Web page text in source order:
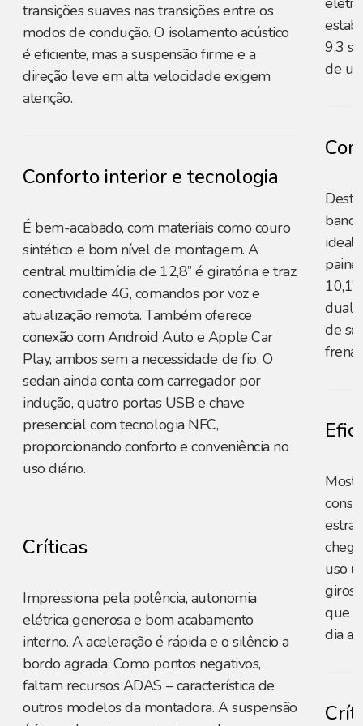
transições suaves nas transições entre os
modos de condução. O isolamento acústico
é eficiente, mas a suspensão firme e a
direção leve em alta velocidade exigem
atenção.
Conforto interior e tecnologia
É bem-acabado, com materiais como couro
sintético e bom nível de montagem. A
central multimídia de 12,8” é giratória e traz
conectividade 4G, comandos por voz e
atualização remota. Também oferece
conexão com Android Auto e Apple Car
Play, ambos sem a necessidade de fio. O
sedan ainda conta com carregador por
indução, quatro portas USB e chave
presencial com tecnologia NFC,
proporcionando conforto e conveniência no
uso diário.
Críticas
Impressiona pela potência, autonomia
elétrica generosa e bom acabamento
interno. A aceleração é rápida e o silêncio a
bordo agrada. Como pontos negativos,
faltam recursos ADAS – característica de
outros modelos da montadora. A suspensão
9,3
de
ideal
dual-
de
uso
giros
que
dia a